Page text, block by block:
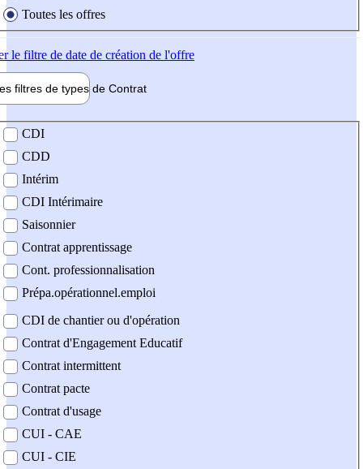
Toutes les offres
le filtre de date de création de l'offre
filtres de types de Contrat
contrat
CDI
CDD
Intérim
CDI Intérimaire
Saisonnier
Contrat apprentissage
Cont. professionnalisation
Prépa.opérationnel.emploi
CDI de chantier ou d'opération
Contrat d'Engagement Educatif
Contrat intermittent
Contrat pacte
Contrat d'usage
CUI - CAE
CUI - CIE